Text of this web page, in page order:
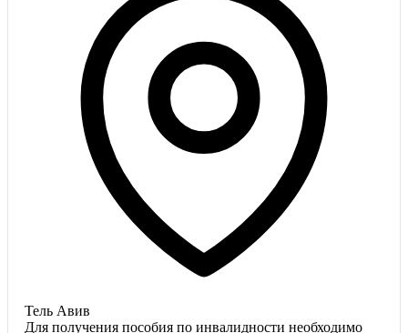
Тель Авив
Для получения пособия по инвалидности необходимо